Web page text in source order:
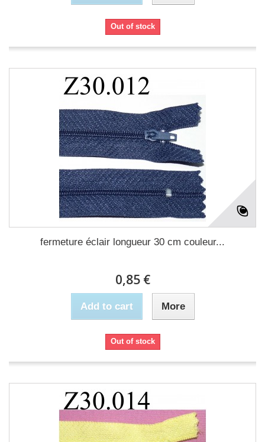
Out of stock
fermeture éclair longueur 30 cm couleur...
0,85 €
Add to cart More
Out of stock